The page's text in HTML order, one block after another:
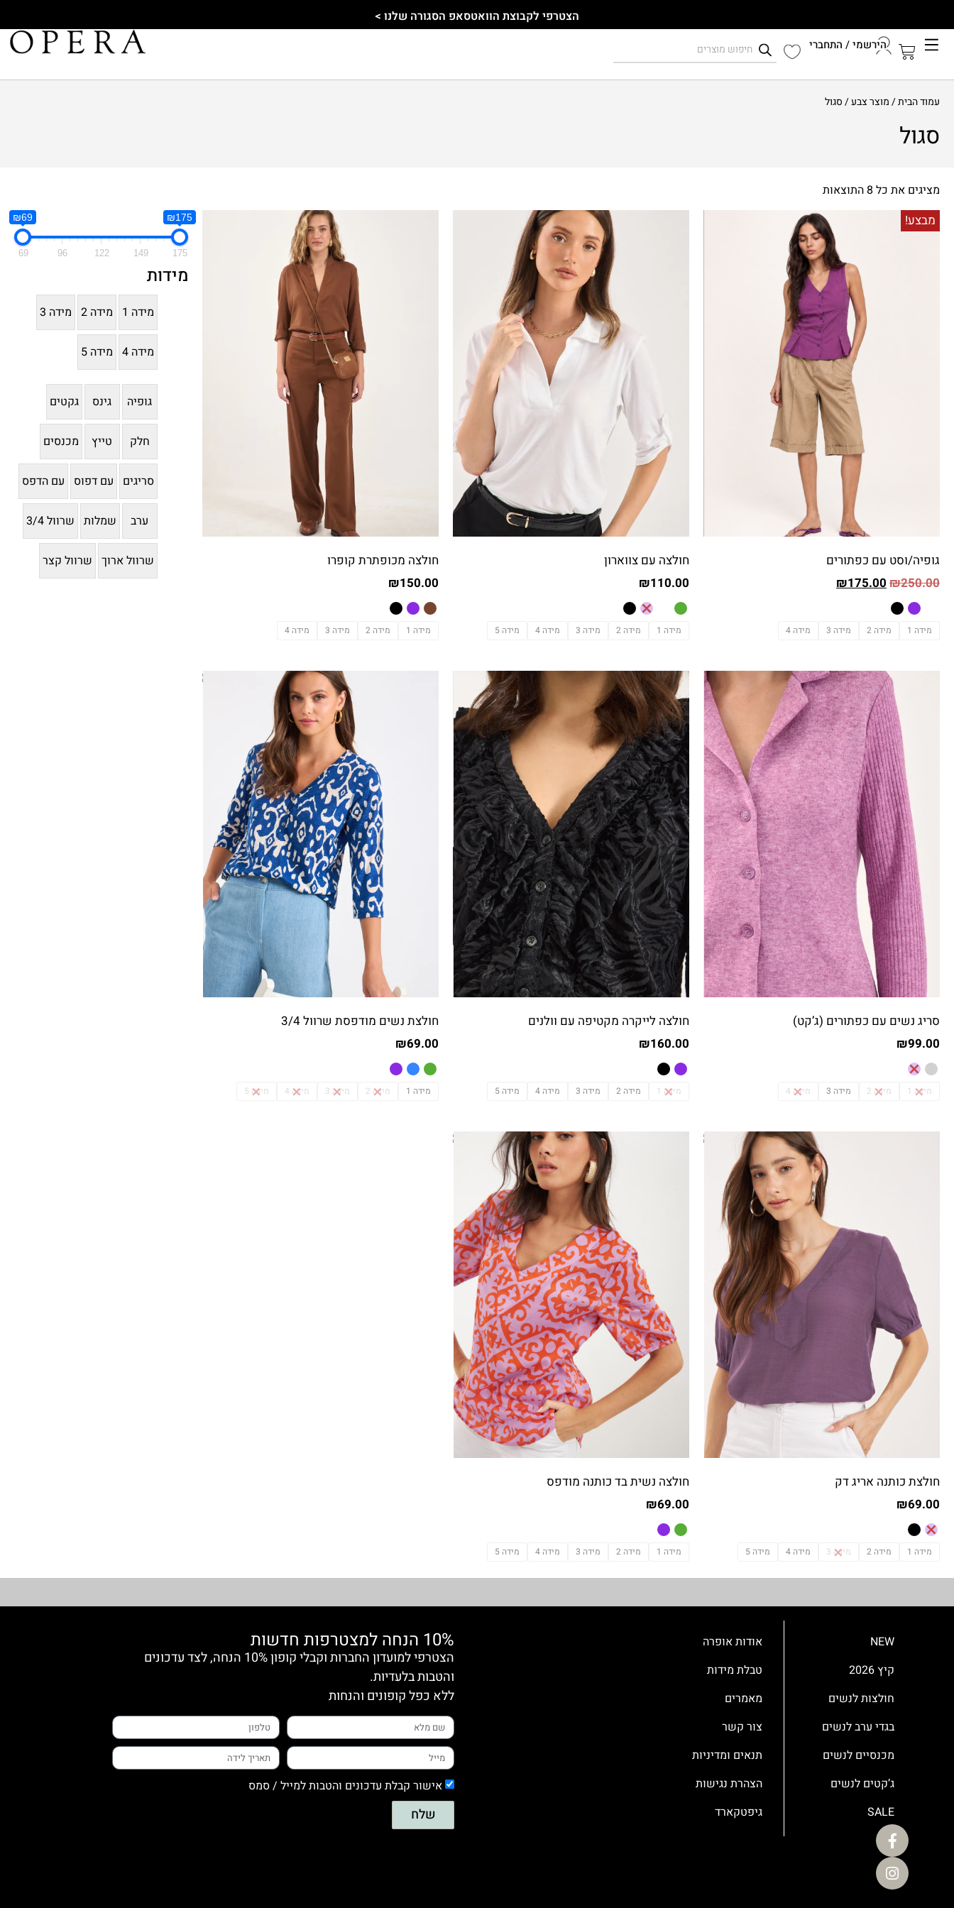
הצטרפי לקבוצת הוואטסאפ הסגורה שלנו >
הירשמי / התחברי
עמוד הבית/ מוצר צבע / סגול
סגול
₪69 ₪175
69 96 122 149 175
מידות
מידה 1 מידה 2 מידה 3
מידה 4 מידה 5
גופיה גינס גקטים
חלק טייץ מכנסים
סריגים עם דפוס עם הדפס
ערב שמלות שרוול 3/4
שרוול ארוך שרוול קצר
מציגים את כל ⁦8⁩ התוצאות
מבצע!
מבצע!
גופיה/וסט עם כפתורים
₪250.00
₪175.00
מידה 1 מידה 2 מידה 3 מידה 4
חולצה עם צווארון
₪110.00
מידה 1 מידה 2 מידה 3 מידה 4 מידה 5
חולצה מכופתרת קופרו
₪150.00
מידה 1 מידה 2 מידה 3 מידה 4
סריג נשים עם כפתורים (ג’קט)
₪99.00
מידה 1 מידה 2 מידה 3 מידה 4
חולצה לייקרה מקטיפה עם וולנים
₪160.00
מידה 1 מידה 2 מידה 3 מידה 4 מידה 5
חולצת נשים מודפסת שרוול 3/4
₪69.00
מידה 1 מידה 2 מידה 3 מידה 4 מידה 5
חולצת כותנה אריג דק
₪69.00
מידה 1 מידה 2 מידה 3 מידה 4 מידה 5
חולצה נשית בד כותנה מודפס
₪69.00
מידה 1 מידה 2 מידה 3 מידה 4 מידה 5
NEW
קיץ 2026
חולצות לנשים
בגדי ערב לנשים
מכנסיים לנשים
ג’קטים לנשים
SALE
אודות אופרה
טבלת מידות
מאמרים
צור קשר
תנאים ומדיניות
הצהרת נגישות
גיפטקארד
10% הנחה למצטרפות חדשות
הצטרפי למועדון החברות וקבלי קופון 10% הנחה, לצד עדכונים
והטבות בלעדיות.
ללא כפל קופונים והנחות
אישור קבלת עדכונים והטבות למייל / סמס
שלח